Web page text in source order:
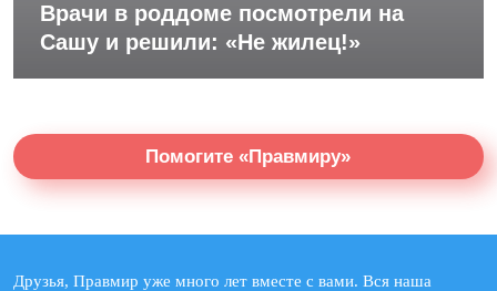
Врачи в роддоме посмотрели на
Сашу и решили: «Не жилец!»
Помогите «Правмиру»
Друзья, Правмир уже много лет вместе с вами. Вся наша